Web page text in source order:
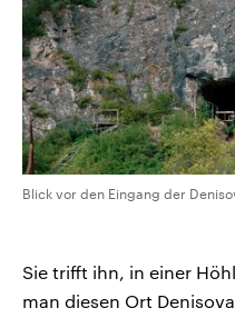
Blick vor den Eingang der
Sie trifft ihn, in einer
man diesen Ort